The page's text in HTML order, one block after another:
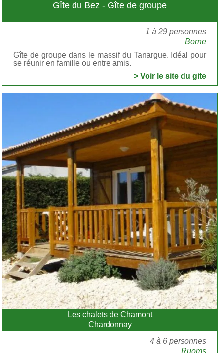
Gîte du Bez - Gîte de groupe
1 à 29 personnes
Borne
Gîte de groupe dans le massif du Tanargue. Idéal pour
se réunir en famille ou entre amis.
> Voir le site du gite
Les chalets de Chamont
Chardonnay
4 à 6 personnes
Ruoms